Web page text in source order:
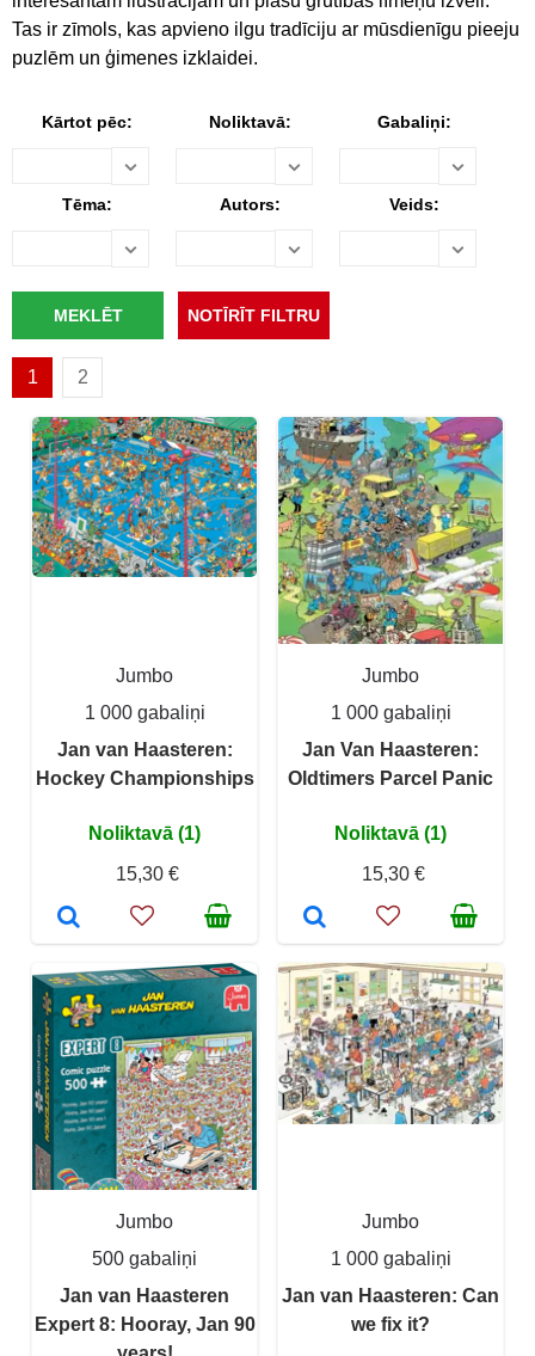
Tas ir zīmols, kas apvieno ilgu tradīciju ar mūsdienīgu pieeju
puzlēm un ģimenes izklaidei.
Kārtot pēc: Noliktavā: Gabaliņi:
Tēma: Autors: Veids:
1 2
Jumbo
1 000 gabaliņi
Jan van Haasteren:
Hockey Championships
Noliktavā (1)
15,30 €
Jumbo
1 000 gabaliņi
Jan Van Haasteren:
Oldtimers Parcel Panic
Noliktavā (1)
15,30 €
Jumbo
500 gabaliņi
Jan van Haasteren
Expert 8: Hooray, Jan 90
Jumbo
1 000 gabaliņi
Jan van Haasteren: Can
we fix it?